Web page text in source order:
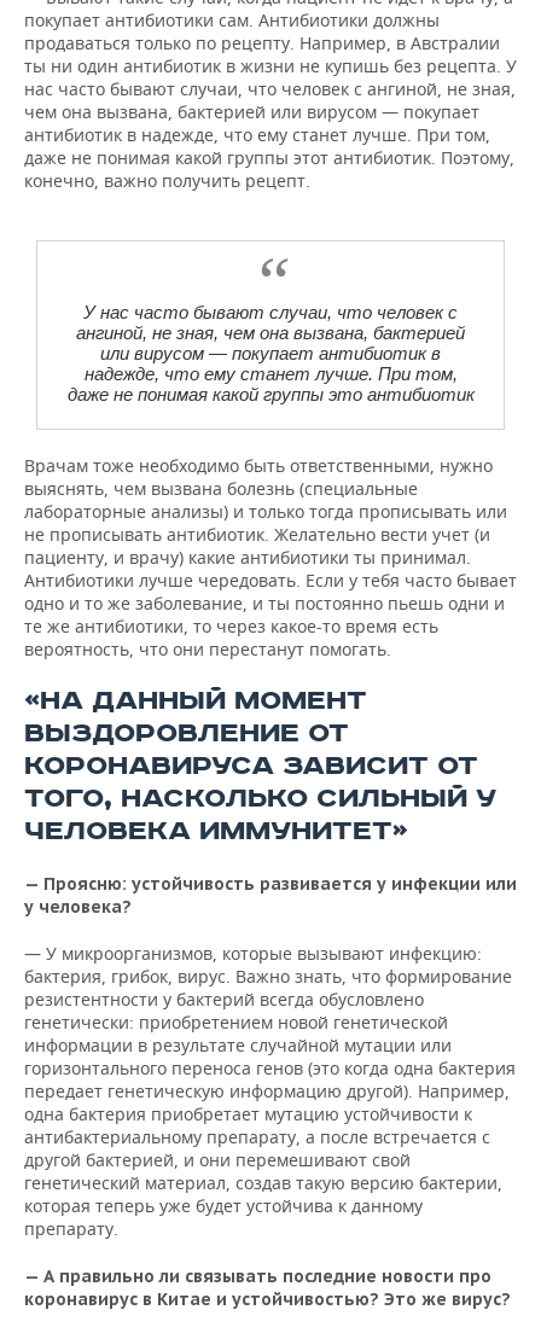
покупает антибиотики сам. Антибиотики должны
продаваться только по рецепту. Например, в Австралии
ты ни один антибиотик в жизни не купишь без рецепта. У
нас часто бывают случаи, что человек с ангиной, не зная,
чем она вызвана, бактерией или вирусом — покупает
антибиотик в надежде, что ему станет лучше. При том,
даже не понимая какой группы этот антибиотик. Поэтому,
конечно, важно получить рецепт.
У нас часто бывают случаи, что человек с
ангиной, не зная, чем она вызвана, бактерией
или вирусом — покупает антибиотик в
надежде, что ему станет лучше. При том,
даже не понимая какой группы это антибиотик
Врачам тоже необходимо быть ответственными, нужно
выяснять, чем вызвана болезнь (специальные
лабораторные анализы) и только тогда прописывать или
не прописывать антибиотик. Желательно вести учет (и
пациенту, и врачу) какие антибиотики ты принимал.
Антибиотики лучше чередовать. Если у тебя часто бывает
одно и то же заболевание, и ты постоянно пьешь одни и
те же антибиотики, то через какое-то время есть
вероятность, что они перестанут помогать.
«НА ДАННЫЙ МОМЕНТ
ВЫЗДОРОВЛЕНИЕ ОТ
КОРОНАВИРУСА ЗАВИСИТ ОТ
ТОГО, НАСКОЛЬКО СИЛЬНЫЙ У
ЧЕЛОВЕКА ИММУНИТЕТ»
— Проясню: устойчивость развивается у инфекции или
у человека?
— У микроорганизмов, которые вызывают инфекцию:
бактерия, грибок, вирус. Важно знать, что формирование
резистентности у бактерий всегда обусловлено
генетически: приобретением новой генетической
информации в результате случайной мутации или
горизонтального переноса генов (это когда одна бактерия
передает генетическую информацию другой). Например,
одна бактерия приобретает мутацию устойчивости к
антибактериальному препарату, а после встречается с
другой бактерией, и они перемешивают свой
генетический материал, создав такую версию бактерии,
которая теперь уже будет устойчива к данному
препарату.
— А правильно ли связывать последние новости про
коронавирус в Китае и устойчивостью? Это же вирус?